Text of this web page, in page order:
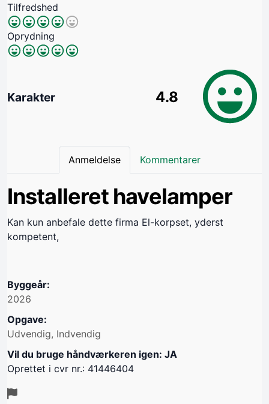
Tilfredshed
Oprydning
Karakter 4.8
Anmeldelse Kommentarer
Installeret havelamper
Kan kun anbefale dette firma El-korpset, yderst
kompetent,
Byggeår:
2026
Opgave:
Udvendig, Indvendig
Vil du bruge håndværkeren igen: JA
Oprettet i cvr nr.: 41446404